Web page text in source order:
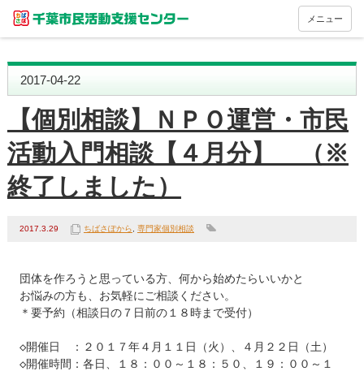
メニュー
2017-04-22
【個別相談】ＮＰＯ運営・市民
活動入門相談【４月分】 （※
終了しました）
2017.3.29 ちばさぽから 専門家個別相談
団体を作ろうと思っている方、何から始めたらいいかと
お悩みの方も、お気軽にご相談ください。
＊要予約（相談日の７日前の１８時まで受付）
◇開催日　：２０１７年４月１１日（火）、４月２２日（土）
◇開催時間：各日、１８：００～１８：５０、１９：００～１